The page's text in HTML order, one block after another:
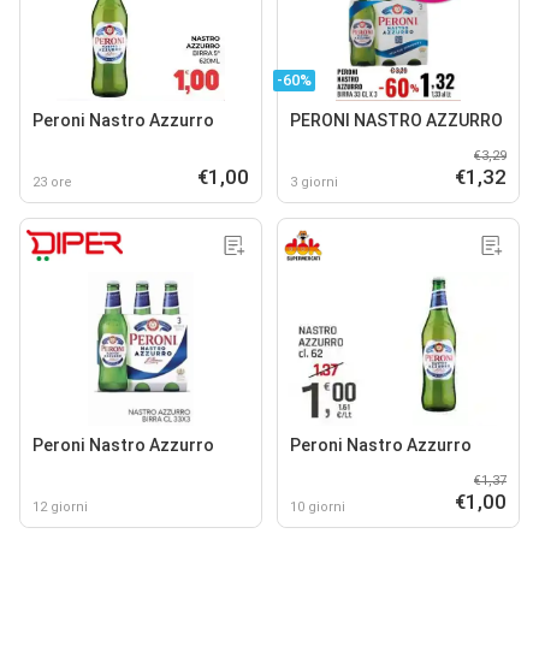
Peroni Nastro Azzurro
23 ore €1,00
-60%
PERONI NASTRO AZZURRO
3 giorni
€3,29
€1,32
Peroni Nastro Azzurro
12 giorni
Peroni Nastro Azzurro
10 giorni
€1,37
€1,00